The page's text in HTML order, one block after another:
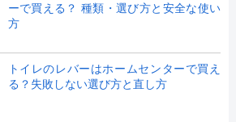
ーで買える？ 種類・選び方と安全な使い
方
トイレのレバーはホームセンターで買え
る？失敗しない選び方と直し方